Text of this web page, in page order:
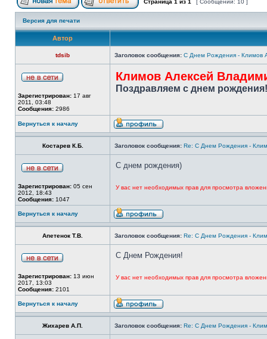
Страница 1 из 1 [ Сообщений: 10 ]
Версия для печати
Автор
tdsib Заголовок сообщения: С Днем Рождения - Климов
Зарегистрирован: 17 авг
2011, 03:48
Сообщения: 2986
Климов Алексей
Поздравляем с днем рождения!
Вернуться к началу
Костарев К.Б. Заголовок сообщения: Re: С Днем Рождения -
Зарегистрирован: 05 сен
2012, 18:43
Сообщения: 1047
С днем рождения)
У вас нет необходимых прав для просмотра
Вернуться к началу
Апетенок Т.В. Заголовок сообщения: Re: С Днем Рождения -
Зарегистрирован: 13 июн
2017, 13:03
Сообщения: 2101
С Днем Рождения!
У вас нет необходимых прав для просмотра
Вернуться к началу
Жихарев А.П. Заголовок сообщения: Re: С Днем Рождения -